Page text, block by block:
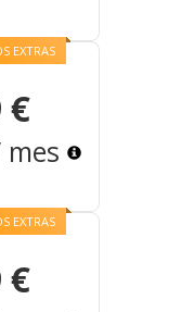
€
EXTRAS
€
EXTRAS